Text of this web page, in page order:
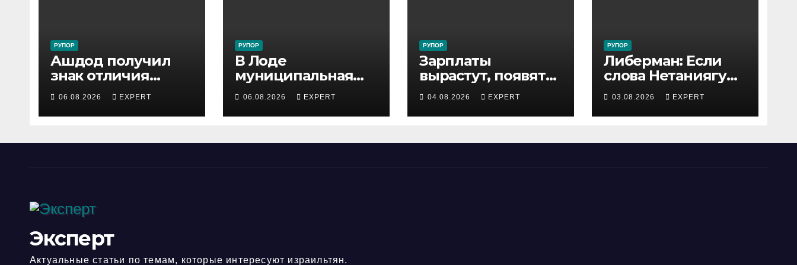
РУПОР
Ашдод получил
знак отличия
министра обороны
за поддержку
резервистов
06.08.2026 EXPERT
РУПОР
В Лоде
муниципальная
инспекция
задержала
подростка,
06.08.2026 EXPERT
РУПОР
Зарплаты
вырастут, появятся
бонусы: 300
сотрудников
«Штраус»
04.08.2026 EXPERT
РУПОР
Либерман: Если
слова Нетаниягу
не предвыборный
трюк, пусть
докажет это делом
03.08.2026 EXPERT
Эксперт
Актуальные статьи по темам, которые интересуют израильтян.